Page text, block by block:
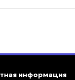
информация